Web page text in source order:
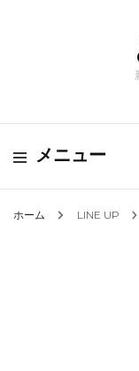
メニュー
ホーム LINE UP